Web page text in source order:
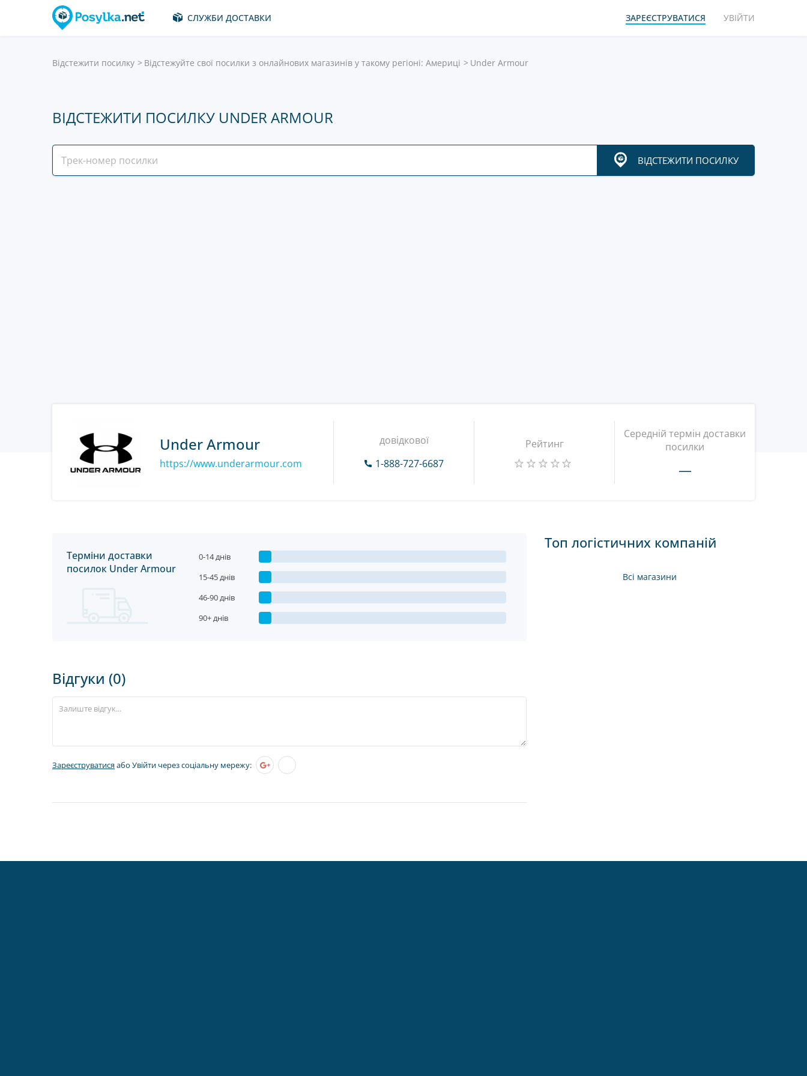
СЛУЖБИ ДОСТАВКИ ЗАРЕЄСТРУВАТИСЯ УВІЙТИ
Відстежити посилку Відстежуйте свої посилки з онлайнових магазинів у такому регіоні: Америці Under Armour
ВІДСТЕЖИТИ ПОСИЛКУ UNDER ARMOUR
ВІДСТЕЖИТИ ПОСИЛКУ
Under Armour
https://www.underarmour.com
довідкової
1-888-727-6687
Рейтинг
Середній термін доставки
посилки
—
Терміни доставки
посилок Under Armour
0-14 днів
15-45 днів
46-90 днів
90+ днів
Відгуки (0)
Зареєструватисяабо Увійти через соціальну мережу:
Топ логістичних компаній
Всі магазини